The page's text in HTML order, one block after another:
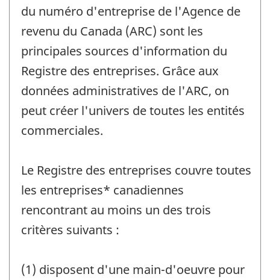
du numéro d'entreprise de l'Agence de
revenu du Canada (ARC) sont les
principales sources d'information du
Registre des entreprises. Grâce aux
données administratives de l'ARC, on
peut créer l'univers de toutes les entités
commerciales.
Le Registre des entreprises couvre toutes
les entreprises* canadiennes
rencontrant au moins un des trois
critères suivants :
(1) disposent d'une main-d'oeuvre pour